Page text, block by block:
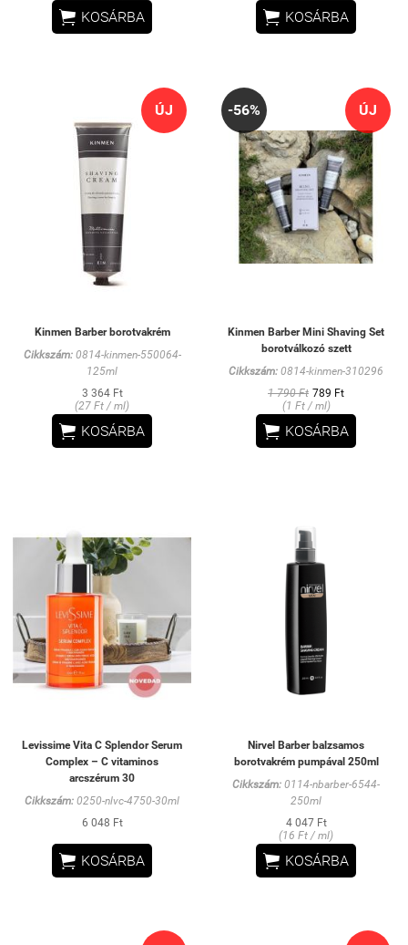
 KOSÁRBA  KOSÁRBA
ÚJ
Kinmen Barber borotvakrém
Cikkszám:0814-kinmen-550064-
125ml
3 364 Ft
(27 Ft / ml)
 KOSÁRBA
ÚJ
-56%
Kinmen Barber Mini Shaving Set
borotválkozó szett
Cikkszám: 0814-kinmen-310296
1 790 Ft 789 Ft
(1 Ft / ml)
 KOSÁRBA
Levissime Vita C Splendor Serum
Complex – C vitaminos
arcszérum 30
Cikkszám: 0250-nlvc-4750-30ml
6 048 Ft
 KOSÁRBA
Nirvel Barber balzsamos
borotvakrém pumpával 250ml
Cikkszám: 0114-nbarber-6544-
250ml
4 047 Ft
(16 Ft / ml)
 KOSÁRBA